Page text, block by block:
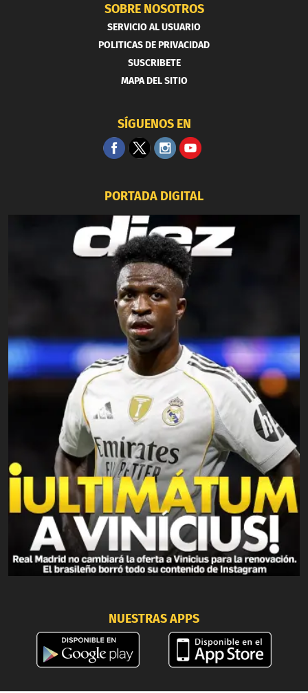
SOBRE NOSOTROS
SERVICIO AL USUARIO
POLITICAS DE PRIVACIDAD
SUSCRIBETE
MAPA DEL SITIO
SÍGUENOS EN
PORTADA DIGITAL
NUESTRAS APPS